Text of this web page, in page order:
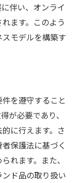
伴い、オンライ
ます。このよう
モデルを構築す
を遵守すること
が必要であり、
に行えます。さ
保護法に基づく
れます。また、
ド品の取り扱い